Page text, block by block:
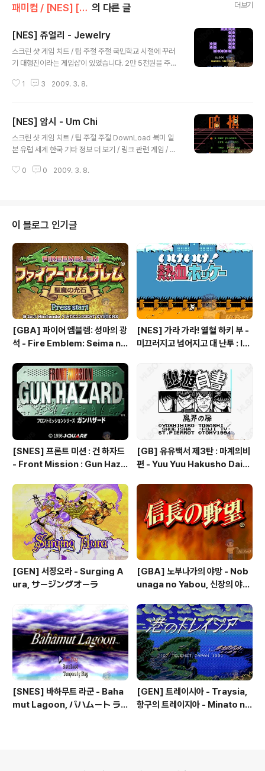
패미컴 / [NES] [FC]/퍼즐 의 다른 글 더보기
[NES] 쥬얼리 - Jewelry
스크린 샷 게임 치트 / 팁 주절 주절 국민학교 시절에 꾸러
기 대행진이라는 게임샵이 있었습니다. 2만 5천원을 주고
G로 교환 해주는 것을 만원 받아먹고 해주던 가게 였습니
쥬얼리 였습니다. 그 주인이 start버튼으로 멈춰가면서 다
음 놓을 곳을 생각하고 놓고 하던 꼼수를 쓰던 것을 기억합
니다. DownLoad 북미 일본 유럽 세계 한국 기타 정보 더
1 3 2009. 3. 8.
[NES] 암시 - Um Chi
스크린 샷 게임 치트 / 팁 주절 주절 DownLoad 북미 일
본 유럽 세계 한국 기타 정보 더 보기 / 링크 관련 게임 / 다
0 0 2009. 3. 8.
이 블로그 인기글
[GBA] 파이어 엠블렘: 성마의 광
석 - Fire Emblem: Seima no
ム 聖魔の光石, 파이어 엠블렘:
더 세이크리드 스톤즈 - Fire Em
blem: The Sacred Stones
[NES] 가라 가라! 열혈 하키 부 -
미끄러지고 넘어지고 대 난투 : Ik
- Subette Koronde Dai Ran
tou, いけいけ熱血ホッケー部
すべってころんで大乱闘
[SNES] 프론트 미션 : 건 하자드
- Front Mission : Gun Haza
ズ ガンハザード
[GB] 유유백서 제3탄 : 마계의비
편 - Yuu Yuu Hakusho Dai-3
☆遊☆白書 第3弾 魔界の扉編
[GEN] 서징오라 - Surging A
ura, サージングオーラ
[GBA] 노부나가의 야망 - Nob
unaga no Yabou, 신장의 야망
[SNES] 바하무트 라군 - Baha
mut Lagoon, バハムート ラ
[GEN] 트레이시아 - Traysia,
항구의 트레이지아 - Minato no